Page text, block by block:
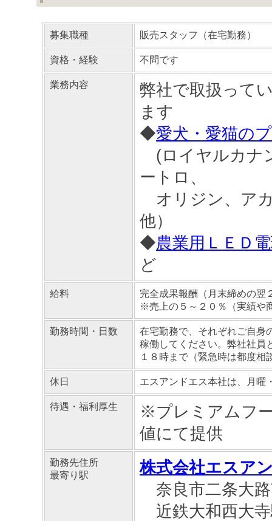
募集職種 販売スタッフ（在宅勤務）
資格・経験 不問です
業務内容
弊社で取扱って
ます
◆愛犬・愛猫の
(ロイヤルカナ
ートロ、
オリジン、ア
他）
◆農業用ＬＥＤ
ど
給料
完全成果報酬（月末締めの翌
※売上の５～２０％（実績や
勤務時間・日数
在宅勤務で、それぞれご自身
稼働してください。弊社社員
１８時まで（緊急時は都度相
休日 エスアンドエス本社は、月曜
待遇・福利厚生
※プレミアムフ
値にて提供
勤務先住所
最寄り駅
株式会社エスア
奈良市二条大
近鉄大和西大